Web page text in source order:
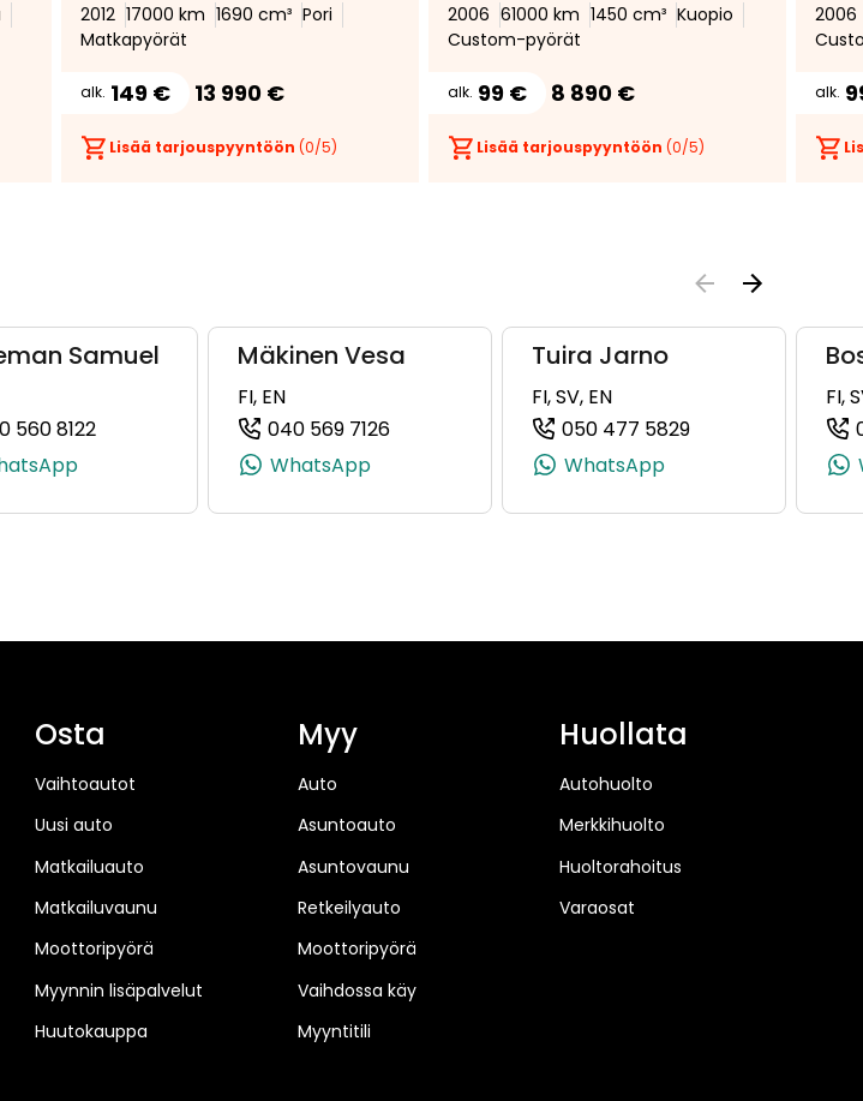
2012 17000 km 1690 cm³ Pori
Matkapyörät
alk. 149 € 13 990 €
Lisää tarjouspyyntöön (0/5)
2006 61000 km 1450 cm³ Kuopio
Custom-pyörät
alk. 99 € 8 890 €
Lisää tarjouspyyntöön (0/5)
2006
alk.
+358 50 463 4092)
Samuel
560 8122
(+358505608122, 0505608122, +358 50 560 8122)
Mäkinen Vesa
FI, EN
040 569 7126
(+358405697126, 0405697126, +358 40 569 7126)
WhatsApp
Tuira Jarno
FI, SV, EN
050 477 5829
WhatsApp
FI,
Osta
Vaihtoautot
Uusi auto
Matkailuauto
Matkailuvaunu
Moottoripyörä
Myynnin lisäpalvelut
Huutokauppa
Myy
Auto
Asuntoauto
Asuntovaunu
Retkeilyauto
Moottoripyörä
Vaihdossa käy
Myyntitili
Huollata
Autohuolto
Merkkihuolto
Huoltorahoitus
Varaosat